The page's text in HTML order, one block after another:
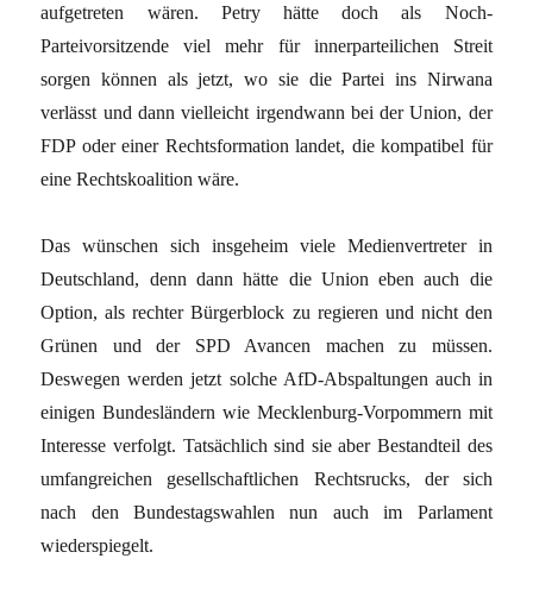
aufgetreten wären. Petry hätte doch als Noch-
Parteivorsitzende viel mehr für innerparteilichen Streit
sorgen können als jetzt, wo sie die Partei ins Nirwana
verlässt und dann vielleicht irgendwann bei der Union, der
FDP oder einer Rechtsformation landet, die kompatibel für
eine Rechtskoalition wäre.
Das wünschen sich insgeheim viele Medienvertreter in
Deutschland, denn dann hätte die Union eben auch die
Option, als rechter Bürgerblock zu regieren und nicht den
Grünen und der SPD Avancen machen zu müssen.
Deswegen werden jetzt solche AfD-Abspaltungen auch in
einigen Bundesländern wie Mecklenburg-Vorpommern mit
Interesse verfolgt. Tatsächlich sind sie aber Bestandteil des
umfangreichen gesellschaftlichen Rechtsrucks, der sich
nach den Bundestagswahlen nun auch im Parlament
wiederspiegelt.